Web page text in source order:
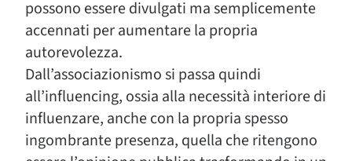
possono essere divulgati ma semplicemente
accennati per aumentare la propria
autorevolezza.
Dall’associazionismo si passa quindi
all’influencing, ossia alla necessità interiore di
influenzare, anche con la propria spesso
ingombrante presenza, quella che ritengono